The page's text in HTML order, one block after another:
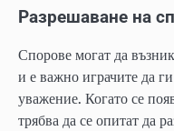
Разрешаване на
Спорове могат да
и е важно играчите да
уважение. Когато се
трябва да се опитат да